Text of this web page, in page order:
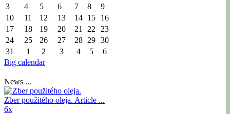
3
4 5 6 7 8
9
10
11 12 13 14 15
16
17
18 19 20 21 22
23
24
25 26 27 28 29 30
31
1 2 3 4 5
6
Big calendar|
News ...
Zber použitého oleja. Article ...
6x